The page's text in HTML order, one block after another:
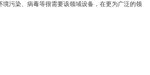
污染、病毒等很需要该领域设备，在更为广泛的领